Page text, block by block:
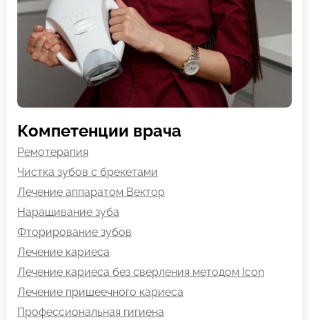
Компетенции врача
Ремотерапия
Чистка зубов с брекетами
Лечение аппаратом Вектор
Наращивание зуба
Фторирование зубов
Лечение кариеса
Лечение кариеса без сверления методом Icon
Лечение пришеечного кариеса
Профессиональная гигиена